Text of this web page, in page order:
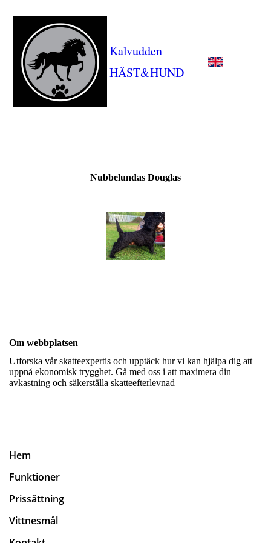
Kalvudden
HÄST&HUND
Nubbelundas Douglas
Om webbplatsen
Utforska vår skatteexpertis och upptäck hur vi kan hjälpa dig att
uppnå ekonomisk trygghet. Gå med oss i att maximera din
avkastning och säkerställa skatteefterlevnad
Hem
Funktioner
Prissättning
Vittnesmål